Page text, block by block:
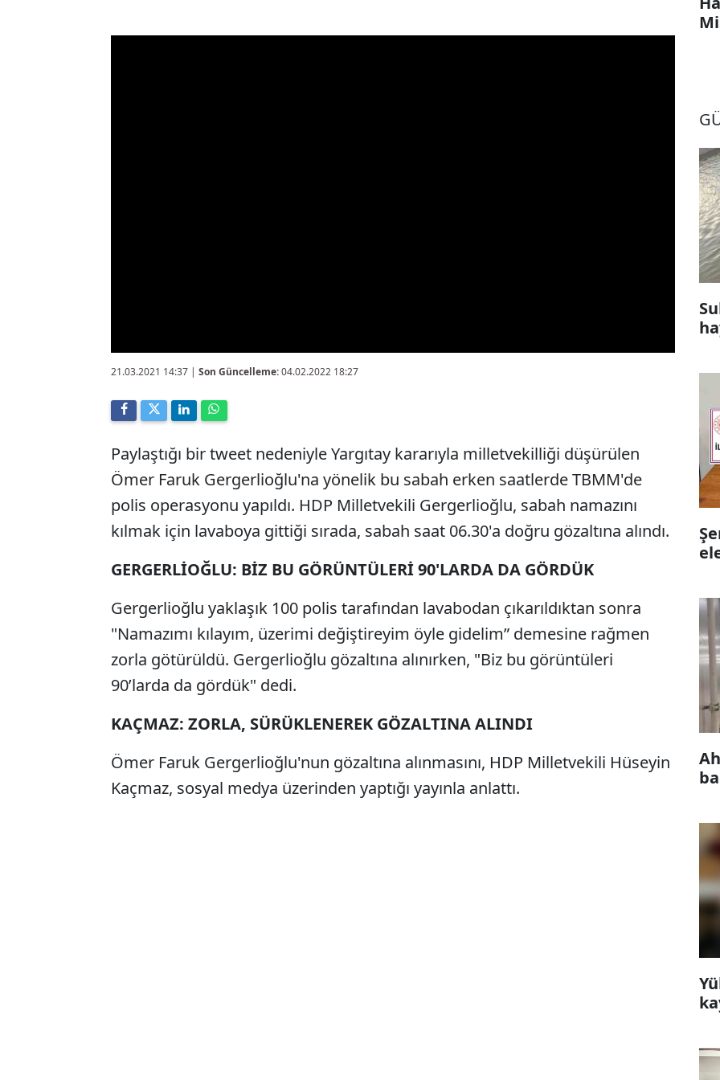
21.03.2021 14:37 | Son Güncelleme:04.02.2022 18:27
Paylaştığı bir tweet nedeniyle Yargıtay kararıyla milletvekilliği düşürülen
Ömer Faruk Gergerlioğlu'na yönelik bu sabah erken saatlerde TBMM'de
polis operasyonu yapıldı. HDP Milletvekili Gergerlioğlu, sabah namazını
kılmak için lavaboya gittiği sırada, sabah saat 06.30'a doğru gözaltına alındı.
GERGERLİOĞLU: BİZ BU GÖRÜNTÜLERİ 90'LARDA DA GÖRDÜK
Gergerlioğlu yaklaşık 100 polis tarafından lavabodan çıkarıldıktan sonra
"Namazımı kılayım, üzerimi değiştireyim öyle gidelim” demesine rağmen
zorla götürüldü. Gergerlioğlu gözaltına alınırken, "Biz bu görüntüleri
90’larda da gördük" dedi.
KAÇMAZ: ZORLA, SÜRÜKLENEREK GÖZALTINA ALINDI
Ömer Faruk Gergerlioğlu'nun gözaltına alınmasını, HDP Milletvekili Hüseyin
Kaçmaz, sosyal medya üzerinden yaptığı yayınla anlattı.